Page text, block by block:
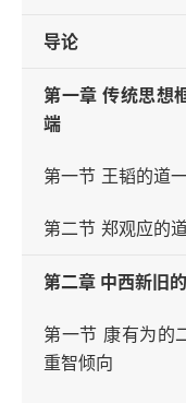
导论
第一章 传统思想
端
第一节 王韬的道
第二节 郑观应的
第二章 中西新旧
第一节 康有为的
重智倾向